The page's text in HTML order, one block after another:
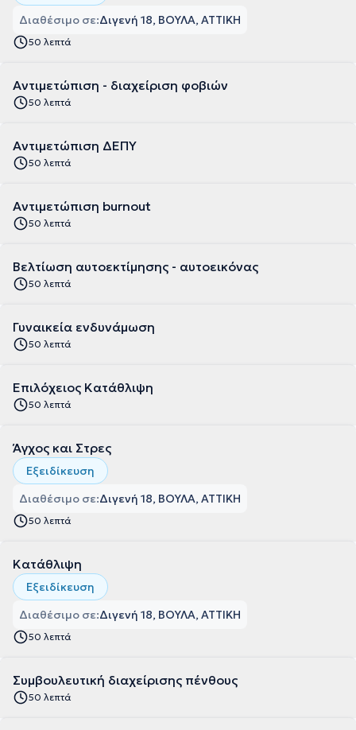
Διαθέσιμο σε:Διγενή 18, ΒΟΥΛΑ, ΑΤΤΙΚΗ
50 λεπτά
Αντιμετώπιση - διαχείριση φοβιών
50 λεπτά
Αντιμετώπιση ΔΕΠΥ
50 λεπτά
Αντιμετώπιση burnout
50 λεπτά
Βελτίωση αυτοεκτίμησης - αυτοεικόνας
50 λεπτά
Γυναικεία ενδυνάμωση
50 λεπτά
Επιλόχειος Κατάθλιψη
50 λεπτά
Άγχος και Στρες
Εξειδίκευση
Διαθέσιμο σε:Διγενή 18, ΒΟΥΛΑ, ΑΤΤΙΚΗ
50 λεπτά
Κατάθλιψη
Εξειδίκευση
Διαθέσιμο σε:Διγενή 18, ΒΟΥΛΑ, ΑΤΤΙΚΗ
50 λεπτά
Συμβουλευτική διαχείρισης πένθους
50 λεπτά